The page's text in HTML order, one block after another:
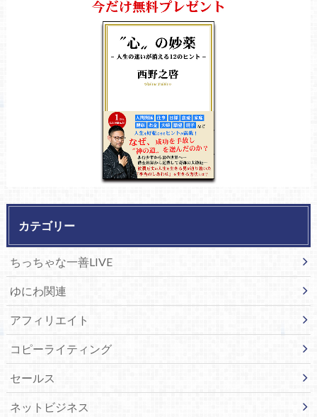
カテゴリー
ちっちゃな一善LIVE
ゆにわ関連
アフィリエイト
コピーライティング
セールス
ネットビジネス